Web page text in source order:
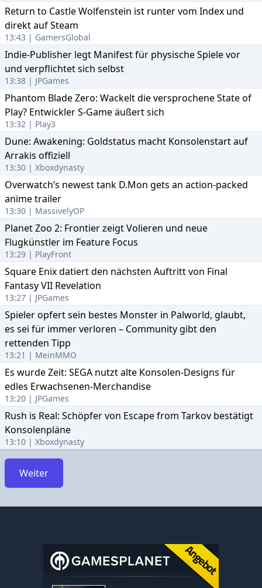
Return to Castle Wolfenstein ist runter vom Index und
direkt auf Steam
13:43 | GamersGlobal
Indie-Publisher legt Manifest für physische Spiele vor
und verpflichtet sich selbst
13:38 | JPGames
Phantom Blade Zero: Wackelt die versprochene State of
Play? Entwickler S-Game äußert sich
13:32 | Play3
Dune: Awakening: Goldstatus macht Konsolenstart auf
Arrakis offiziell
13:30 | Xboxdynasty
Overwatch’s newest tank D.Mon gets an action-packed
anime trailer
13:30 | MassivelyOP
Planet Zoo 2: Frontier zeigt Volieren und neue
Flugkünstler im Feature Focus
13:29 | PlayFront
Square Enix datiert den nächsten Auftritt von Final
Fantasy VII Revelation
13:27 | JPGames
Spieler opfert sein bestes Monster in Palworld, glaubt,
es sei für immer verloren – Community gibt den
rettenden Tipp
13:21 | MeinMMO
Es wurde Zeit: SEGA nutzt alte Konsolen-Designs für
edles Erwachsenen-Merchandise
13:20 | JPGames
Rush is Real: Schöpfer von Escape from Tarkov bestätigt
Konsolenpläne
13:10 | Xboxdynasty
Weiter